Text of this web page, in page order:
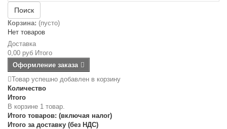
Поиск
Корзина: (пусто)
Нет товаров
Доставка
0,00 руб Итого
Оформление заказа
Товар успешно добавлен в корзину
Количество
Итого
В корзине 1 товар.
Итого товаров: (включая налог)
Итого за доставку (без НДС)